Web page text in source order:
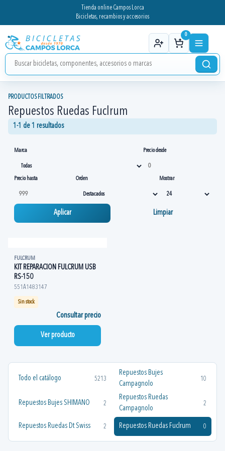
Tienda online Campos Lorca
Bicicletas, recambios y accesorios
0
Todo el catálogo 5213
Repuestos Bujes
Campagnolo
10
Repuestos Bujes SHIMANO 2
Repuestos Ruedas
Campagnolo
2
Repuestos Ruedas Dt Swiss 2 Repuestos Ruedas Fuclrum 0
PRODUCTOS FILTRADOS
Repuestos Ruedas Fuclrum
1-1 de 1 resultados
Marca Precio desde
Precio hasta Orden Mostrar
Aplicar Limpiar
FULCRUM
KIT REPARACION FULCRUM USB
RS-150
551A1483147
Sin stock
Consultar precio
Ver producto